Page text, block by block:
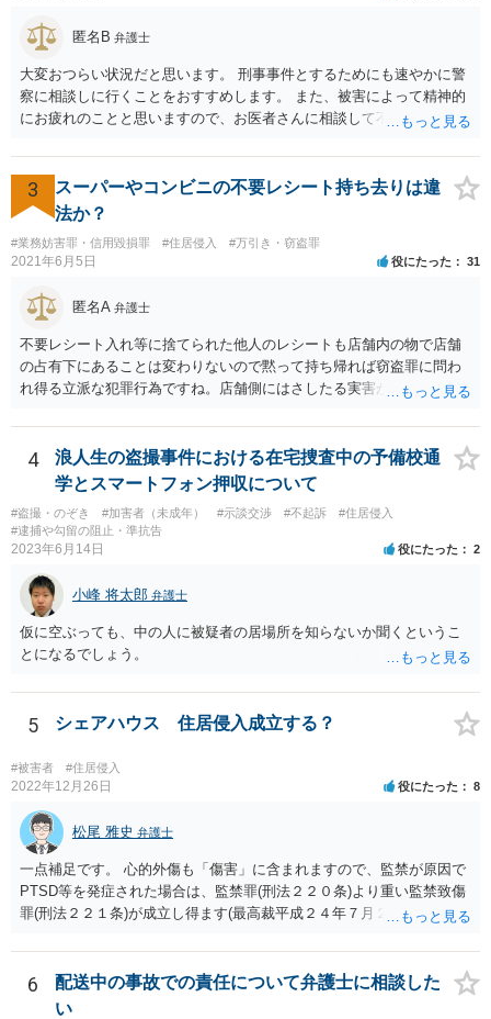
匿名B 弁護士
大変おつらい状況だと思います。 刑事事件とするためにも速やかに警
察に相談しに行くことをおすすめします。 また、被害によって精神的
にお疲れのことと思いますので、お医者さんに相談して不安な気持ち
3
スーパーやコンビニの不要レシート持ち去りは違
法か？
#業務妨害罪・信用毀損罪 #住居侵入 #万引き・窃盗罪
2021年6月5日 役にたった 31
匿名A 弁護士
不要レシート入れ等に捨てられた他人のレシートも店舗内の物で店舗
の占有下にあることは変わりないので黙って持ち帰れば窃盗罪に問わ
れ得る立派な犯罪行為ですね。店舗側にはさしたる実害がない以上、
るリスクは低いと思いますが、万が一検挙された場合のこと等を考え
て自重すべきです。 なお、他人のレシートを使ってキャンペーンに応
募してポイント等を詐取する行為については度を越せば電子計算機使
用詐欺等で検挙されるリスクがそれなりにあるかと存じます。キャン
ペーンの主催者に対しては実害を与えているわけですので、主催者か
ら被害申告等される可能性は十分あるかと存じます。
4
浪人生の盗撮事件における在宅捜査中の予備校通
学とスマートフォン押収について
#盗撮・のぞき #加害者（未成年） #示談交渉 #不起訴
#住居侵入
#逮捕や勾留の阻止・準抗告
2023年6月14日 役にたった 2
小峰 将太郎 弁護士
仮に空ぶっても、中の人に被疑者の居場所を知らないか聞くというこ
とになるでしょう。
5 シェアハウス 住居侵入成立する？
#被害者 #住居侵入
2022年12月26日 役にたった 8
松尾 雅史 弁護士
一点補足です。 心的外傷も「傷害」に含まれますので、監禁が原因で
PTSD等を発症された場合は、監禁罪(刑法２２０条)より重い監禁致傷
罪(刑法２２１条)が成立し得ます(最高裁平成２４年７月２４日判例 )。
6
配送中の事故での責任について弁護士に相談した
い